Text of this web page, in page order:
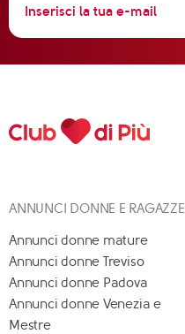
ANNUNCI DONNE E RAGAZZE
Annunci donne mature
Annunci donne Treviso
Annunci donne Padova
Annunci donne Venezia e
Mestre